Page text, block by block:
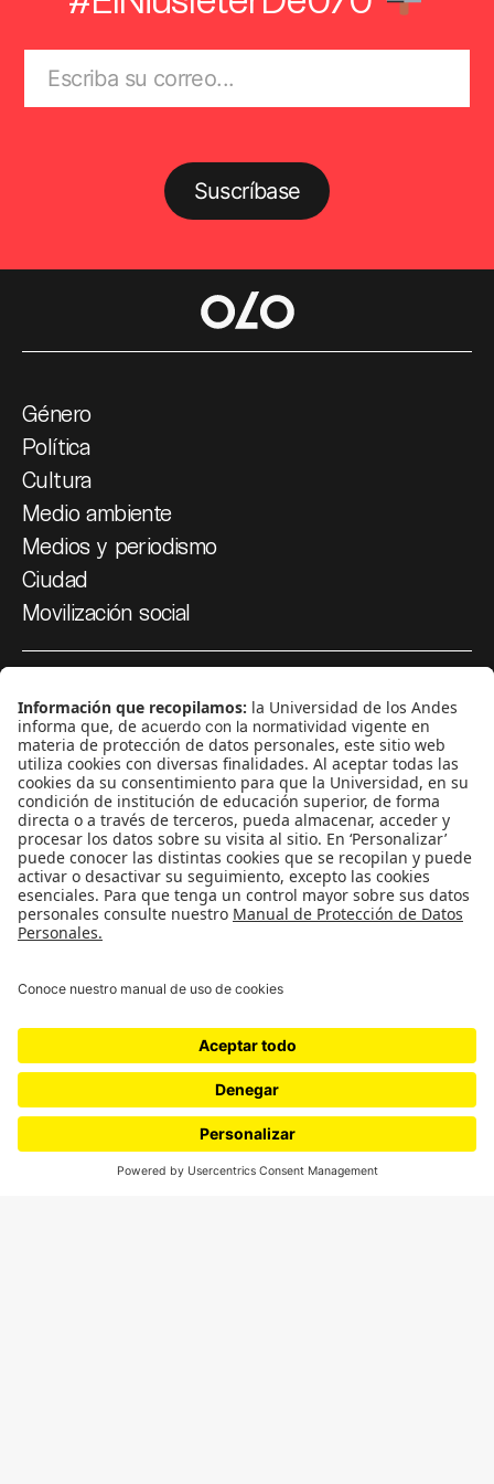
Suscríbase
Género
Política
Cultura
Medio ambiente
Medios y periodismo
Ciudad
Movilización social
¿Quiénes somos?
Podcasts
Ediciones especiales
Proyectos 070
SÍGUENOS
CONTÁCTANOS
cerosetenta@uniandes.edu.co